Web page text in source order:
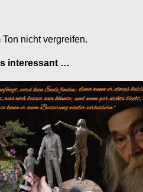
nicht vergreifen.
interessant …